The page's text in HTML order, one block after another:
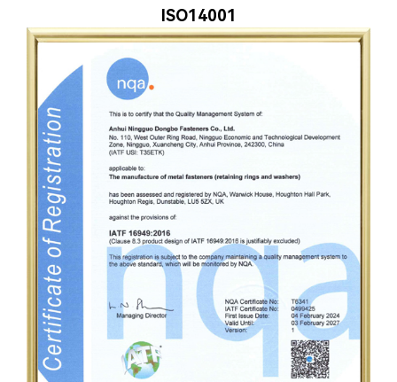
ISO14001